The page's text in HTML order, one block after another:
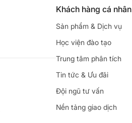
Khách hàng cá nhân
Sản phẩm & Dịch vụ
Học viện đào tạo
Trung tâm phân tích
Tin tức & Ưu đãi
Đội ngũ tư vấn
Nền tảng giao dịch